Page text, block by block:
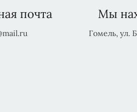
почта Мы
Гомель, ул.